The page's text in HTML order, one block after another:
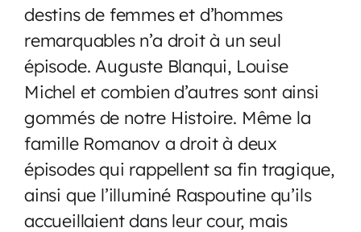
destins de femmes et d’hommes
remarquables n’a droit à un seul
épisode. Auguste Blanqui, Louise
Michel et combien d’autres sont ainsi
gommés de notre Histoire. Même la
famille Romanov a droit à deux
épisodes qui rappellent sa fin tragique,
ainsi que l’illuminé Raspoutine qu’ils
accueillaient dans leur cour, mais